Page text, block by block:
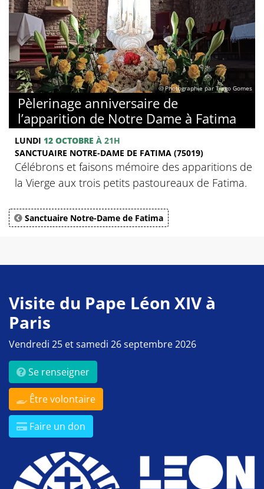
© Photographie par Tiago Gomes
Pèlerinage anniversaire de
l’apparition de Notre Dame à Fatima
LUNDI 12 OCTOBRE À 21H
SANCTUAIRE NOTRE-DAME DE FATIMA (75019)
Célébrons et faisons mémoire des apparitions de
la Vierge aux trois petits pastoureaux de Fatima.
Sanctuaire Notre-Dame de Fatima
Visite du Pape Léon XIV à
Paris
Vendredi 25 et samedi 26 septembre 2026
Se renseigner
Être volontaire
Faire un don